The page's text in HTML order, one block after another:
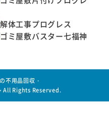
不用品回収・
All Rights Reserved.